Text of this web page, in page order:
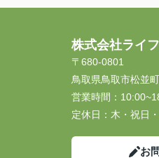
株式会社ライ
〒680-0801
鳥取県鳥取市松並
営業時間：
定休日： 木・祝日
お